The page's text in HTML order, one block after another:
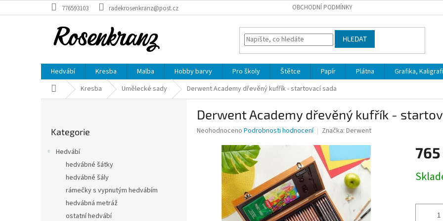
na
776593103 radekrosenkranz@post.cz OBCHODNÍ PODMÍNKY
HLEDAT
Hedvábí Kresba Malba Hobby barvy Pro školy Štětce Papír Plátna Grafika,
Domů Kresba Umělecké sady Derwent Academy dřevěný kufřík - startovací sada
kategorie
Kategorie
Hedvábí
hedvábné šátky
hedvábné šály
rámečky s vypnutým hedvábím
hedvábná metráž
ostatní hedvábí
Derwent Academy dřevěný kufřík -
Průměrné
produktu
hvězdiček.
Neohodnoceno Podrobnosti hodnocení Značka: Derwent
765
cena: